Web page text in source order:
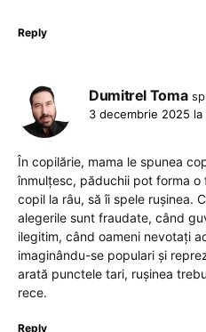
Reply
Dumitrel Toma
3 decembrie 2025 la
În copilărie, mama le spunea
înmulțesc, păduchii pot forma
copil la râu, să îi spele rușinea.
alegerile sunt fraudate, când
ilegitim, când oameni nevotați
imaginându-se populari și
arată punctele tari, rușinea
rece.
Reply